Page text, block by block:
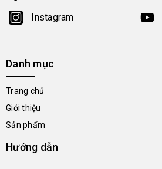
Instagram
Danh mục
Trang chủ
Giới thiệu
Sản phẩm
Hướng dẫn